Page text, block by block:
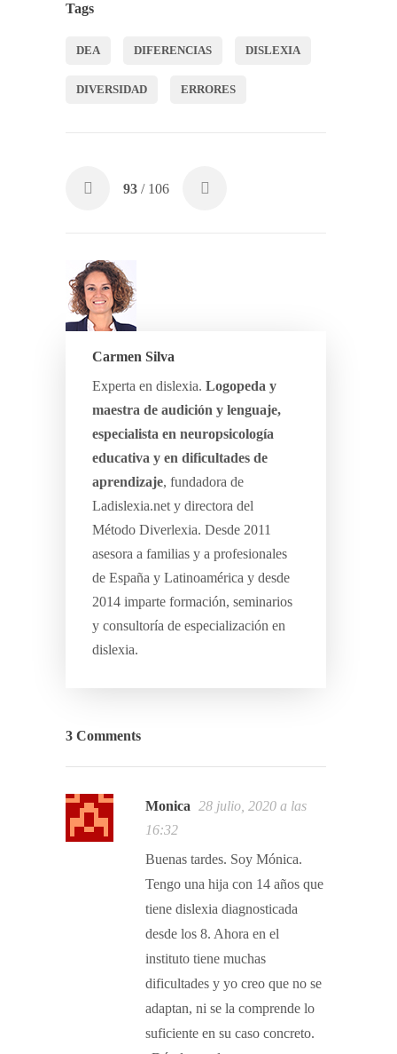
Tags
DEA DIFERENCIAS DISLEXIA
DIVERSIDAD ERRORES
93 / 106
Carmen Silva
Experta en dislexia. Logopeda y
maestra de audición y lenguaje,
especialista en neuropsicología
educativa y en dificultades de
aprendizaje, fundadora de
Ladislexia.net y directora del
Método Diverlexia. Desde 2011
asesora a familias y a profesionales
de España y Latinoamérica y desde
2014 imparte formación, seminarios
y consultoría de especialización en
dislexia.
3 Comments
Monica 28 julio, 2020 a las
16:32
Buenas tardes. Soy Mónica.
Tengo una hija con 14 años que
tiene dislexia diagnosticada
desde los 8. Ahora en el
instituto tiene muchas
dificultades y yo creo que no se
adaptan, ni se la comprende lo
suficiente en su caso concreto.